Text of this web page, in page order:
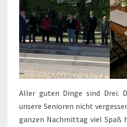
Aller guten Dinge sind Drei.
unsere Senioren nicht
ganzen Nachmittag viel Spaß